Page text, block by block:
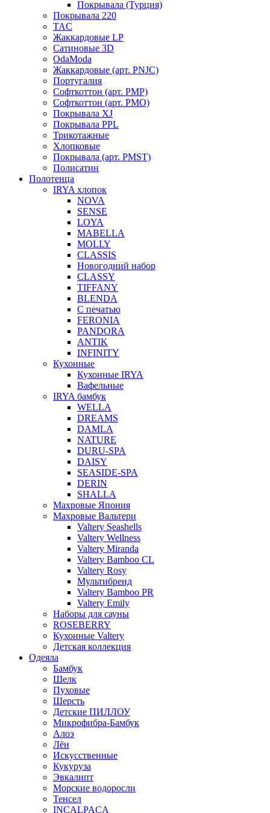
Покрывала (Турция)
Покрывала 220
TAC
Жаккардовые LP
Сатиновые 3D
OdaModa
Жаккардовые (арт. PNJC)
Португалия
Софткоттон (арт. PMP)
Софткоттон (арт. PMO)
Покрывала XJ
Покрывала PPL
Трикотажные
Хлопковые
Покрывала (арт. PMST)
Полисатин
Полотенца
IRYA хлопок
NOVA
SENSE
LOYA
MABELLA
MOLLY
CLASSIS
Новогодний набор
CLASSY
TIFFANY
BLENDA
С печатью
FERONIA
PANDORA
ANTIK
INFINITY
Кухонные
Кухонные IRYA
Вафельные
IRYA бамбук
WELLA
DREAMS
DAMLA
NATURE
DURU-SPA
DAISY
SEASIDE-SPA
DERIN
SHALLA
Махровые Япония
Махровые Вальтери
Valtery Seashells
Valtery Wellness
Valtery Miranda
Valtery Bamboo CL
Valtery Rosy
Мультибренд
Valtery Bamboo PR
Valtery Emily
Наборы для сауны
ROSEBERRY
Кухонные Valtery
Детская коллекция
Одеяла
Бамбук
Шелк
Пуховые
Шерсть
Детские ПИЛЛОУ
Микрофибра-Бамбук
Алоэ
Лён
Искусственные
Кукуруза
Эвкалипт
Морские водоросли
Тенсел
INCALPACA